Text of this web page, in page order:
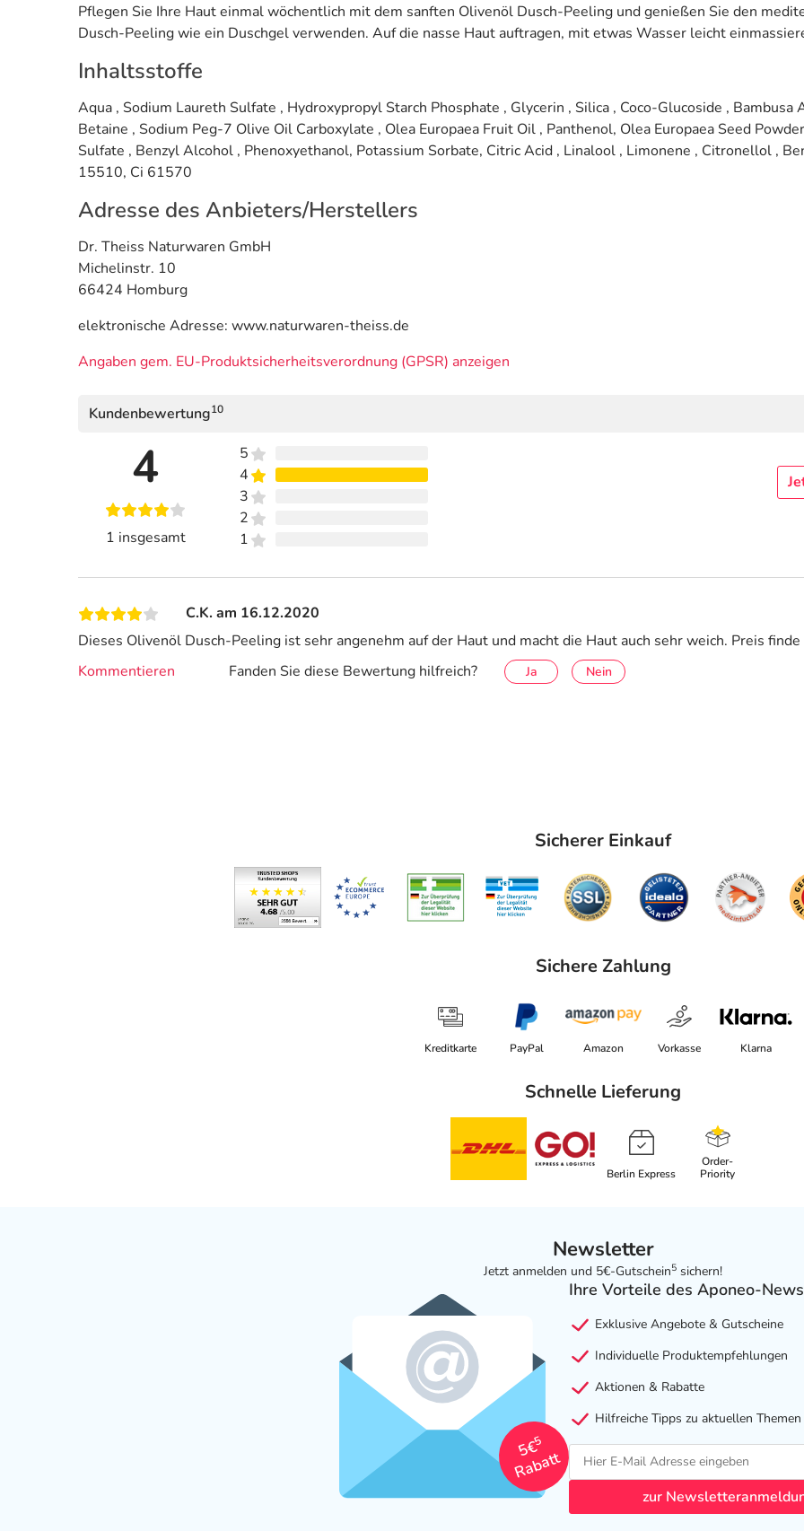
Pflegen Sie Ihre Haut einmal wöchentlich mit dem sanften Olivenöl Dusch-Peeling und genießen Sie den
Dusch-Peeling wie ein Duschgel verwenden. Auf die nasse Haut auftragen, mit etwas Wasser leicht
Inhaltsstoffe
Aqua , Sodium Laureth Sulfate , Hydroxypropyl Starch Phosphate , Glycerin , Silica , Coco-Glucoside , Bambusa
Betaine , Sodium Peg-7 Olive Oil Carboxylate , Olea Europaea Fruit Oil , Panthenol, Olea Europaea Seed
Sulfate , Benzyl Alcohol , Phenoxyethanol, Potassium Sorbate, Citric Acid , Linalool , Limonene , Citronellol ,
15510, Ci 61570
Adresse des Anbieters/Herstellers
Dr. Theiss Naturwaren GmbH
Michelinstr. 10
66424 Homburg
elektronische Adresse: www.naturwaren-theiss.de
Angaben gem. EU-Produktsicherheitsverordnung (GPSR) anzeigen
Kundenbewertung10
4
1 insgesamt
5
4
3
2
1
C.K. am 16.12.2020
Dieses Olivenöl Dusch-Peeling ist sehr angenehm auf der Haut und macht die Haut auch sehr weich. Preis finde
Kommentieren
Fanden Sie diese Bewertung hilfreich? Ja Nein
Sicherer Einkauf
Sichere Zahlung
Kreditkarte PayPal Amazon Vorkasse Klarna
Schnelle Lieferung
Berlin Express
Order-
Priority
Newsletter
Jetzt anmelden und 5€-Gutschein5 sichern!
5€
5
Rabatt
Ihre Vorteile des Aponeo-
Exklusive Angebote & Gutscheine
Individuelle Produktempfehlungen
Aktionen & Rabatte
Hilfreiche Tipps zu aktuellen Themen
zur